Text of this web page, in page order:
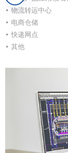
• 物流转运中心
• 电商仓储
• 快递网点
• 其他